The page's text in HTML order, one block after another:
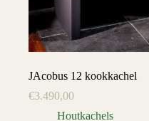
JAcobus 12 kookkachel
€3.490,00
Houtkachels